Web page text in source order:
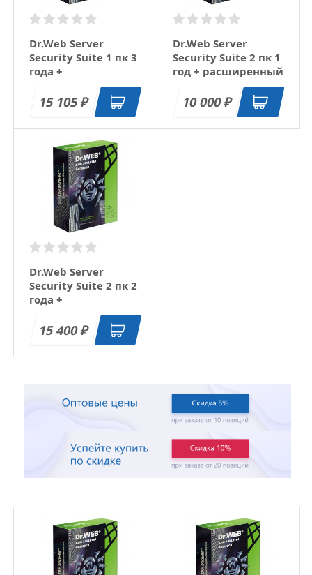
Dr.Web Server
Security Suite 1 пк 3
года +
расширенный
функционал
15 105₽
Dr.Web Server
Security Suite 2 пк 1
год + расширенный
10 000₽
Dr.Web Server
Security Suite 2 пк 2
года +
расширенный
функционал
15 400₽